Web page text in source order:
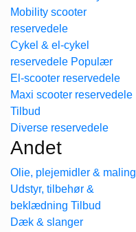
Mobility scooter
reservedele
Cykel & el-cykel
reservedele
El-scooter reservedele
Maxi scooter reservedele
Diverse reservedele
Andet
Olie, plejemidler & maling
Udstyr, tilbehør &
beklædning
Dæk & slanger